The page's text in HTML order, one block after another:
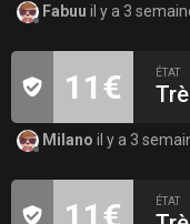
Fabuu il y a 3
11€ ÉTAT
Milano il y a 3
11€ ÉTAT